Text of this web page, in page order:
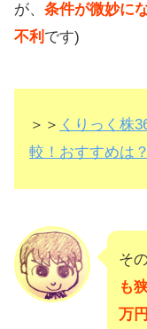
が、 条件が微妙に
不利 です)
＞＞ くりっく株
較！おすすめは？
そ
も
万